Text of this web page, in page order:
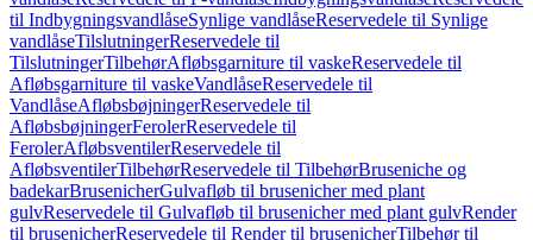
til IndbygningsvandlåseSynlige vandlåseReservedele til Synlige
vandlåseTilslutningerReservedele til
TilslutningerTilbehørAfløbsgarniture til vaskeReservedele til
Afløbsgarniture til vaskeVandlåseReservedele til
VandlåseAfløbsbøjningerReservedele til
AfløbsbøjningerFerolerReservedele til
FerolerAfløbsventilerReservedele til
AfløbsventilerTilbehørReservedele til TilbehørBruseniche og
badekarBrusenicherGulvafløb til brusenicher med plant
gulvReservedele til Gulvafløb til brusenicher med plant gulvRender
til brusenicherReservedele til Render til brusenicherTilbehør til